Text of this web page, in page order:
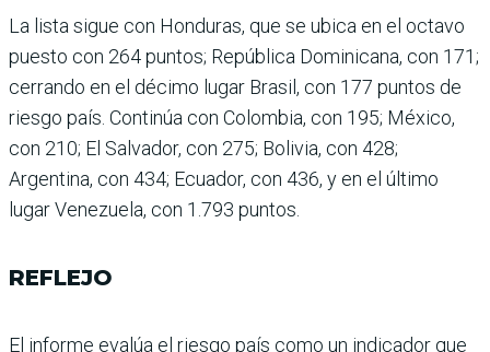
La lista sigue con Hondu­ras, que se ubica en el octavo
puesto con 264 puntos; República Dominicana, con 171;
cerrando en el décimo lugar Brasil, con 177 puntos de
riesgo país. Continúa con Colombia, con 195; México,
con 210; El Salvador, con 275; Bolivia, con 428;
Argentina, con 434; Ecuador, con 436, y en el último
lugar Venezuela, con 1.793 puntos.
REFLEJO
El informe evalúa el riesgo país como un indicador que